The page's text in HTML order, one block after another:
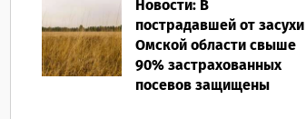
Новости: В
пострадавшей от засухи
Омской области свыше
90% застрахованных
посевов защищены